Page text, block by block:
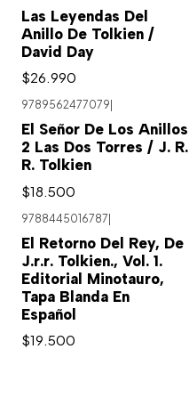
Las Leyendas Del
Anillo De Tolkien /
David Day
$26.990
9789562477079
El Señor De Los Anillos
2 Las Dos Torres / J. R.
R. Tolkien
$18.500
9788445016787|
El Retorno Del Rey, De
J.r.r. Tolkien., Vol. 1.
Editorial Minotauro,
Tapa Blanda En
Español
$19.500